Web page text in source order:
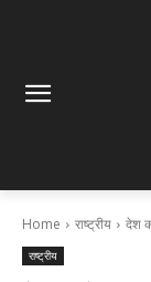
Home राष्ट्रीय देश
राष्ट्रीय